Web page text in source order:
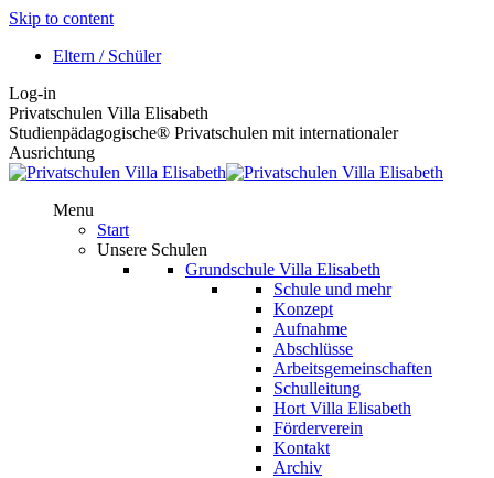
Skip to content
Eltern / Schüler
Log-in
Privatschulen Villa Elisabeth
Studienpädagogische® Privatschulen mit internationaler
Ausrichtung
Menu
Start
Unsere Schulen
Grundschule Villa Elisabeth
Schule und mehr
Konzept
Aufnahme
Abschlüsse
Arbeitsgemeinschaften
Schulleitung
Hort Villa Elisabeth
Förderverein
Kontakt
Archiv